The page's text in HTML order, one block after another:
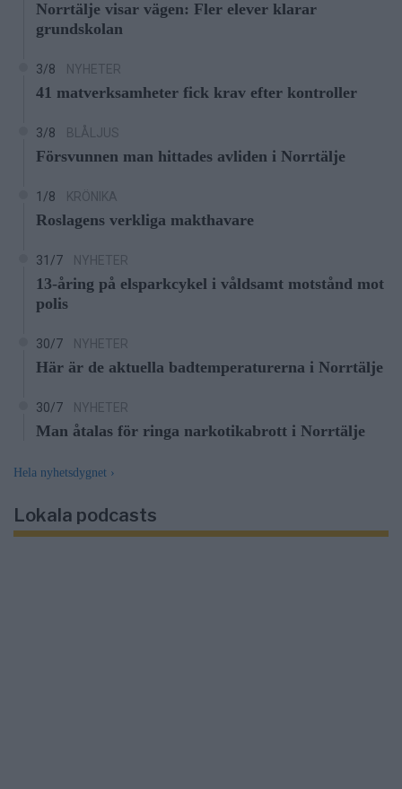
Norrtälje visar vägen: Fler elever klarar
grundskolan
3/8 NYHETER
41 matverksamheter fick krav efter kontroller
3/8 BLÅLJUS
Försvunnen man hittades avliden i Norrtälje
1/8 KRÖNIKA
Roslagens verkliga makthavare
31/7 NYHETER
13-åring på elsparkcykel i våldsamt motstånd mot
polis
30/7 NYHETER
Här är de aktuella badtemperaturerna i Norrtälje
30/7 NYHETER
Man åtalas för ringa narkotikabrott i Norrtälje
Hela nyhetsdygnet ›
Lokala podcasts